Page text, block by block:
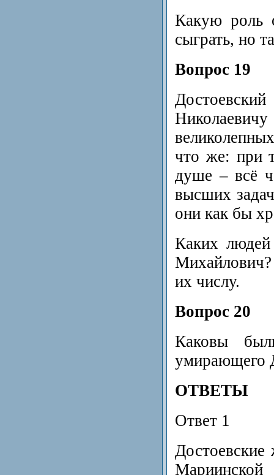
Какую роль
сыграть, но
Вопрос 19
что же: при
душе – всё
высших
они как бы
Каких
Михайлович?
их числу.
Вопрос 20
Каковы
умирающего
ОТВЕТЫ
Ответ 1